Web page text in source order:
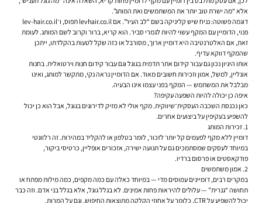
אלא “מה ישרת טוב יותר את המשתמשים ואת המותג”.
דוגמה פשוטה: נניח שיש קליניקה בשם “לב העיר”. אם levhair.co.il תפוס, ו־lev-hair.co.il
פנוי, הדומיין עם המקף עשוי להיות לגמרי סביר. הוא קריא, ברור וקרוב לשם המותג. לעומת
זאת, אם האלטרנטיבה היא דומיין ארוך, מסורבל או כזה שקל לטעות בהקלדתו, ייתכן
שהמקף דווקא עדיף.
אותו היגיון נכון גם עבור קידום אתר תדמית בגוגל וגם עבור קידום חנות וירטואלית. בחנות
אונליין, למשל, אמון וזכירות חשובים מאוד. אם הדומיין נראה נקי, מתקשר למותג, ואינו
מבלבל את המשתמש — המקף בפני עצמו אינו הבעיה.
איפה כן יכולה להיות השפעה עקיפה?
כאן נכנסת השכבה העסקית־שיווקית. מקף אולי לא מזיק לדירוגים בגוגל, אבל הוא כן יכול
להשפיע בעקיפין על ביצועים אחרים.
1. זכירות המותג
דומיין ללא מקף לפעמים קל יותר לזכור, לומר בטלפון או להקליד במהירות. זה רלוונטי
במיוחד לעסקים שמסתמכים גם על תנועה ישירה, אזכורים אופליין, כרטיסי ביקור,
פודקאסטים או פרסום ברדיו.
2. אמון משתמשים
במקרים רבים, דומיינים עמוסים מדי — במיוחד כאלה עם כמה מקפים, כמה מילות מפתח או
תחושה “גנרית” — עלולים להיראות פחות אמינים. לא בגלל גוגל, אלא בגלל בני אדם. וזה כבר
יכול להשפיע על CTR, כלומר על אחוזי הקלקה מתוצאות החיפוש, וגם על המרות.